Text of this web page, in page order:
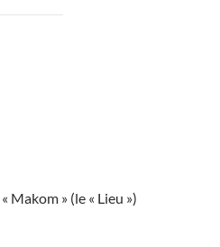
Makom » (le « Lieu »)